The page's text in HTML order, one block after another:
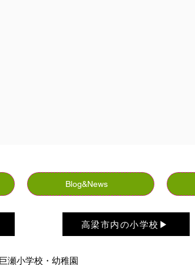
Blog&News
高梁市内の小学校▶︎
瀬小学校・幼稚園